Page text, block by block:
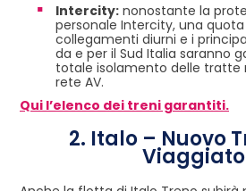
Intercity: nonostante la
personale Intercity, una
collegamenti diurni e i
da e per il Sud Italia saranno
totale isolamento delle tratte
rete AV.
Qui l’elenco dei treni garantiti.
2. Italo – Nuovo